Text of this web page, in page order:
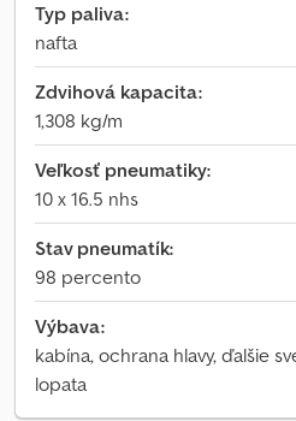
Typ paliva:
nafta
Zdvihová kapacita:
1,308 kg/m
Veľkosť pneumatiky:
10 x 16.5 nhs
Stav pneumatík:
98 percento
Výbava:
kabína, ochrana hlavy, ďalšie
lopata